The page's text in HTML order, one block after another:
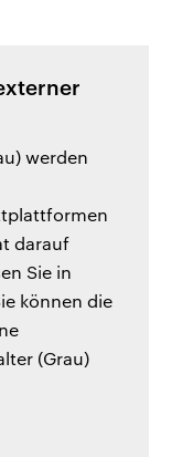
werden
darauf
Sie in
können die
(Grau)